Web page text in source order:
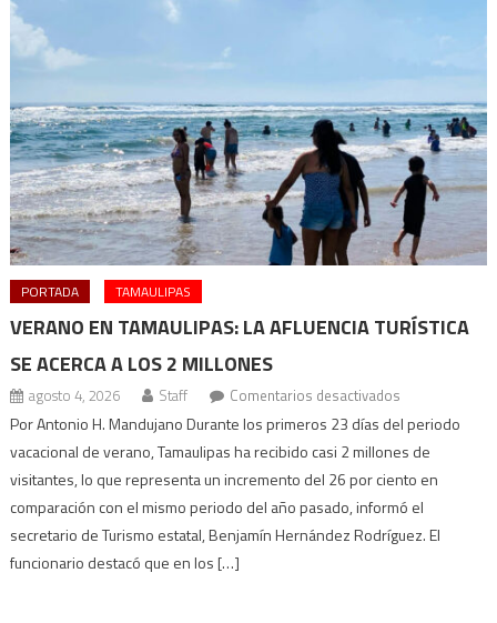
PORTADA TAMAULIPAS
VERANO EN TAMAULIPAS: LA AFLUENCIA TURÍSTICA
SE ACERCA A LOS 2 MILLONES
agosto 4, 2026 Staff Comentarios desactivadosen
Verano
en
Tamaulipas:
la
turística
Por Antonio H. Mandujano Durante los primeros 23 días del periodo
vacacional de verano, Tamaulipas ha recibido casi 2 millones de
visitantes, lo que representa un incremento del 26 por ciento en
comparación con el mismo periodo del año pasado, informó el
secretario de Turismo estatal, Benjamín Hernández Rodríguez. El
funcionario destacó que en los […]